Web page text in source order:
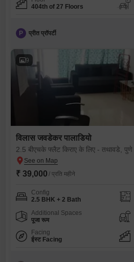
404th of 27 Floors
P प्रीत प्रॉपर्टी
9
विलास जवडेकर पालाडियो
2.5 बीएचके फ्लैट किराए के लिए - तथावडे, पुणे
₹ 39,000 / प्रति महीने
Config
2.5 BHK + 2 Bath
Additional Spaces
पूजा रूम
Facing
ईस्ट Facing